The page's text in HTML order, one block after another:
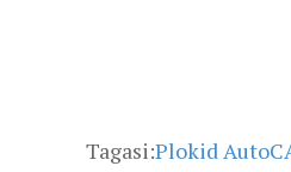
Tagasi:Plokid